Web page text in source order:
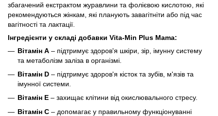
збагачений екстрактом журавлини та фолієвою кислотою, які
рекомендуються жінкам, які планують завагітніти або під час
вагітності та лактації.
Інгредієнти у складі добавки Vita-Min Plus Mama:
Вітамін А – підтримує здоров'я шкіри, зір, імунну систему
та метаболізм заліза в організмі.
Вітамін D – підтримує здоров'я кісток та зубів, м'язів та
імунної системи.
Вітамін Е – захищає клітини від окислювального стресу.
Вітамін С – допомагає у правильному функціонуванні